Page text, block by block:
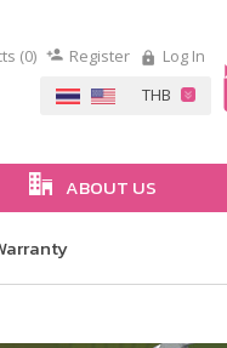
(0) Register Log In
ABOUT US